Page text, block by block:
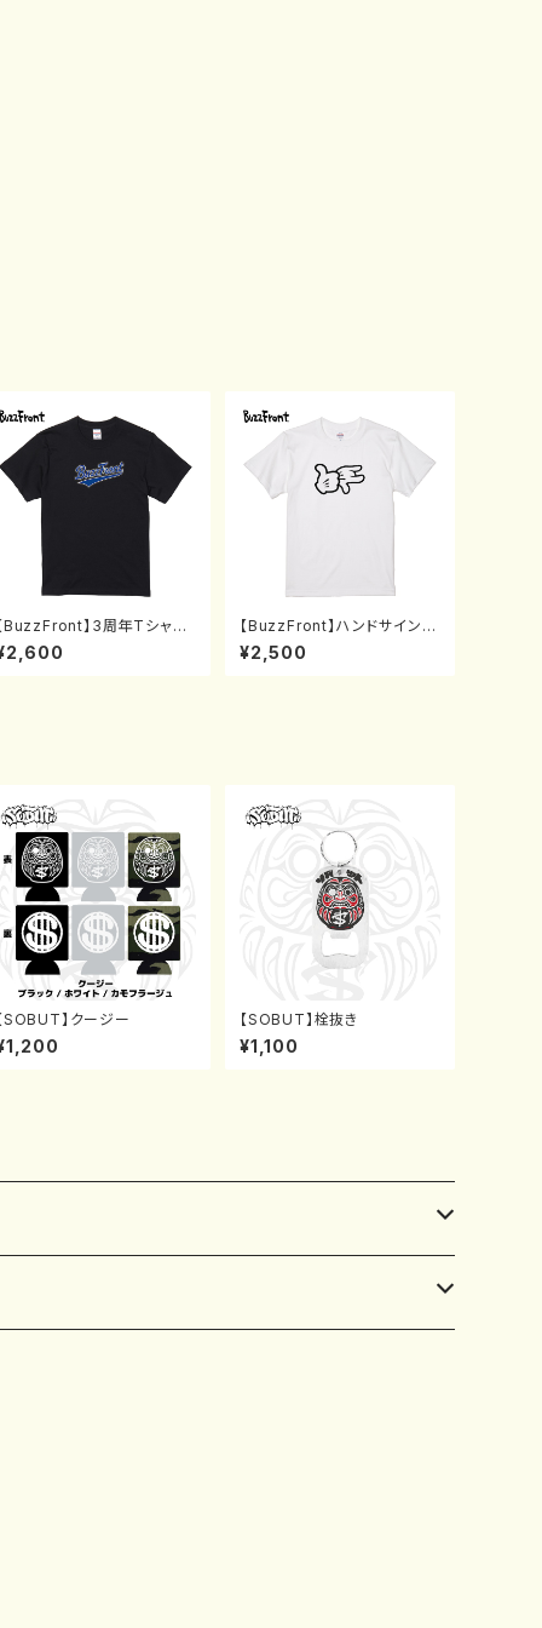
BuzzFront】3周年Tシャツ
〜XL)
【BuzzFront】ハンドサインT
シャツ白(S〜XL)
¥2,500
SOBUT】クージー 【SOBUT】栓抜き
¥1,100